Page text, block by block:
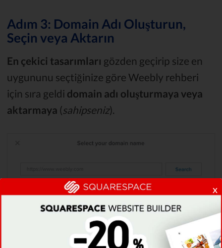
Adım 3: Domain Adı Oluşturun,
Seçin veya Aktarın
En çekici tasarımları gözden geçirip size en
uygununu seçtiğinize göre Weebly rehberi
için sıra geldi domain adı oluşturmaya veya
aktarmaya (sahipseniz).
x